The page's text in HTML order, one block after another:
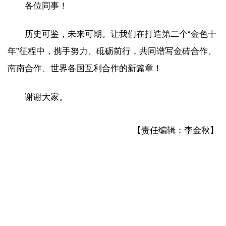
各位同事！
历史可鉴，未来可期。让我们在打造第二个“金色十
年”征程中，携手努力、砥砺前行，共同谱写金砖合作、
南南合作、世界各国互利合作的新篇章！
谢谢大家。
【责任编辑：李金秋】